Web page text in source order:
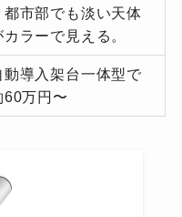
都市部でも淡い天体
カラーで見える。
動導入架台一体型で
60万円〜